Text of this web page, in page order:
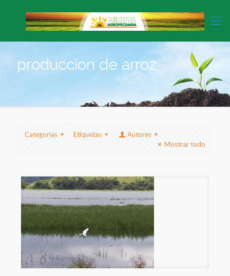
produccion de arroz
Categorias Etiquetas
Autores
Mostrar todo